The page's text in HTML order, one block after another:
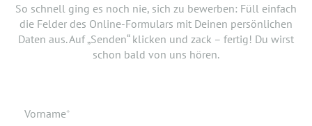
So schnell ging es noch nie, sich zu bewerben: Füll einfach
die Felder des Online-Formulars mit Deinen persönlichen
Daten aus. Auf „Senden“ klicken und zack – fertig! Du wirst
schon bald von uns hören.
Pflichtfeld
Vorname*
bist, den neuen Job anzutreten. Du möchtest Deiner
Bewerbung doch noch einen Lebenslauf oder ein anderes
Dokument hinzufügen? Hier kannst Du es hochladen.
Verfügbar ab